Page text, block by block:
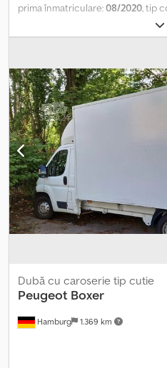
prima înmatriculare:08/2020, tip
, tip
emisii:Euro 6, număr de locuri:3,
ABS, aer
de navigație, închidere
navigație * Servodirecție * Perete
centralizată Reglarea vitezei:
Uja Climatizare: Aer condiționat
KG Probleme la cutia de viteze,
Inmatriculare belgiană!! Fără TÜV
Hamburg 1.369 km
Dubă cu caroserie tip cutie
Peugeot Boxer